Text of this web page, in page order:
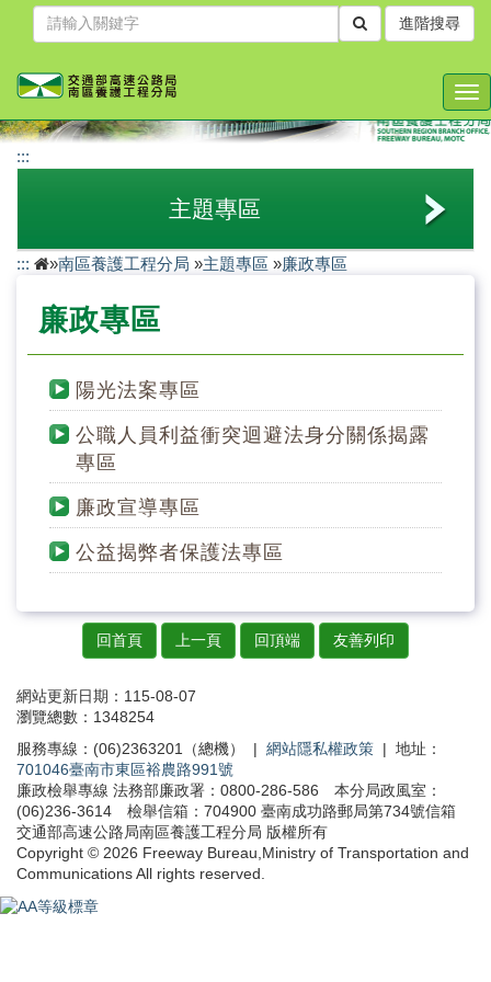
要
內
容
進階搜尋
:::
主題專區
檔案應用主題網
交通安全宣導專區
廉政專區
廉政會報專區
南區服務區主題網
田寮站文物陳列室申請參訪
種子概念館
職業安全衛生專區
CRPD身心障礙者權利公約專區
東山友善生態園區
::: »南區養護工程分局 »主題專區 »廉政專區
廉政專區
陽光法案專區
公職人員利益衝突迴避法身分關係揭露
專區
廉政宣導專區
公益揭弊者保護法專區
回首頁 上一頁 回頂端 友善列印
網站更新日期：115-08-07
瀏覽總數：1348254
服務專線：(06)2363201（總機） | 網站隱私權政策 | 地址：
701046臺南市東區裕農路991號
廉政檢舉專線 法務部廉政署：0800-286-586 本分局政風室：
(06)236-3614 檢舉信箱：704900 臺南成功路郵局第734號信箱
交通部高速公路局南區養護工程分局 版權所有
Copyright © 2026 Freeway Bureau,Ministry of Transportation and
Communications All rights reserved.